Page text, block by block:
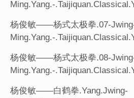
Ming.Yang.-
杨俊敏——杨式太极拳.07-
Ming.Yang.-
杨俊敏——杨式太极拳.08-
Ming.Yang.-
杨俊敏——白鹤拳.Yang.Jwing-